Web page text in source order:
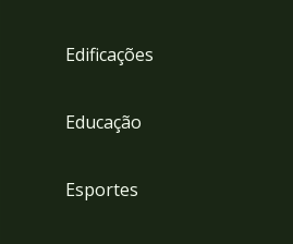
Edificações
Educação
Esportes